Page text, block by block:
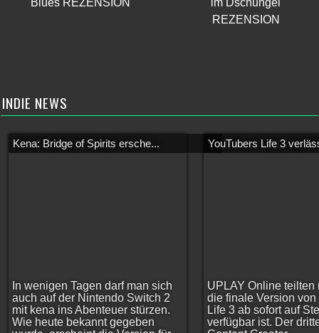
Blues REZENSION
im Dschungel
REZENSION
INDIE NEWS
Kena: Bridge of Spirits ersche...
In wenigen Tagen darf man sich
auch auf der Nintendo Switch 2
mit kena ins Abenteuer stürzen.
Wie heute bekannt gegeben
YouTubers Life 3
UPLAY Online teilten
die finale Version von
Life 3 ab sofort auf
verfügbar ist. Der